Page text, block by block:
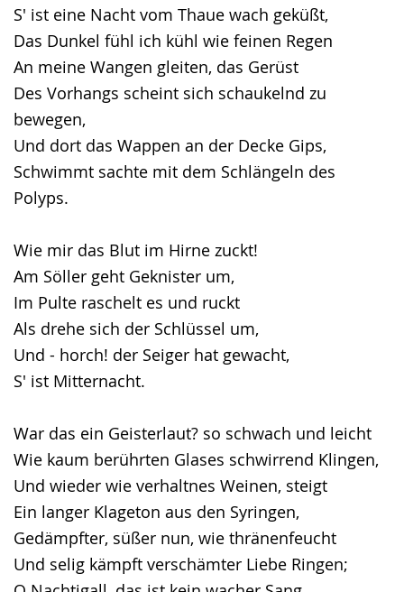
S' ist eine Nacht vom Thaue wach geküßt,
Das Dunkel fühl ich kühl wie feinen Regen
An meine Wangen gleiten, das Gerüst
Des Vorhangs scheint sich schaukelnd zu
bewegen,
Und dort das Wappen an der Decke Gips,
Schwimmt sachte mit dem Schlängeln des
Polyps.
Wie mir das Blut im Hirne zuckt!
Am Söller geht Geknister um,
Im Pulte raschelt es und ruckt
Als drehe sich der Schlüssel um,
Und - horch! der Seiger hat gewacht,
S' ist Mitternacht.
War das ein Geisterlaut? so schwach und leicht
Wie kaum berührten Glases schwirrend Klingen,
Und wieder wie verhaltnes Weinen, steigt
Ein langer Klageton aus den Syringen,
Gedämpfter, süßer nun, wie thränenfeucht
Und selig kämpft verschämter Liebe Ringen;